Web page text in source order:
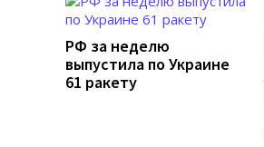
РФ за неделю
выпустила по Украине
61 ракету